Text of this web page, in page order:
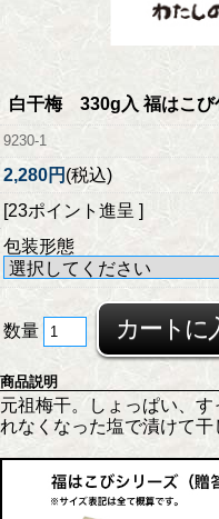
白干梅 330g入 福はこび
9230-1
2,280円 (税込)
[23ポイント進呈 ]
包装形態
数量
商品説明
元祖梅干。しょっぱい、
れなくなった塩で漬けて干